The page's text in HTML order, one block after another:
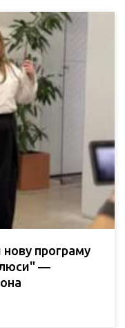
програму
—